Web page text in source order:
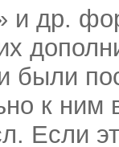
и др.
были
к ним
Если